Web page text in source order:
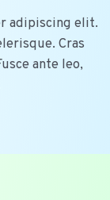
adipiscing elit.
Cras
ante leo,